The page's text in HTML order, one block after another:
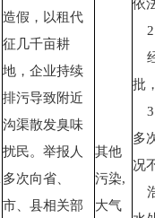
造假，以租代
征几千亩耕
地，企业持续
排污导致附近
沟渠散发臭味
扰民。举报人
多次向省、
市、县相关部
其他
污染,
大气
依
2
批
3
多
况